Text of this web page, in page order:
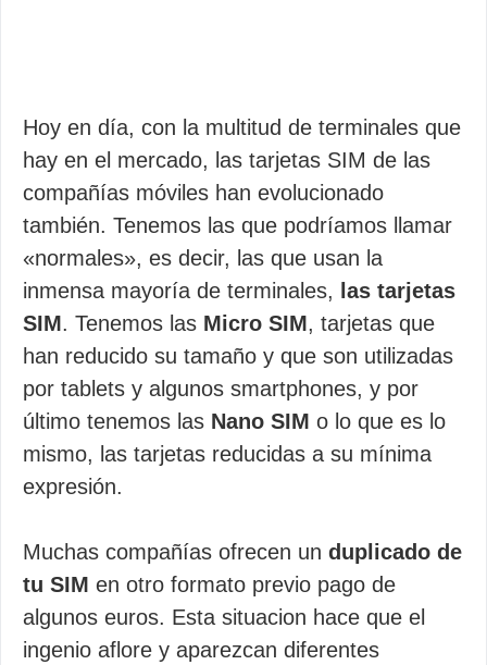
Hoy en día, con la multitud de terminales que
hay en el mercado, las tarjetas SIM de las
compañías móviles han evolucionado
también. Tenemos las que podríamos llamar
«normales», es decir, las que usan la
inmensa mayoría de terminales,
las tarjetas
SIM. Tenemos las Micro SIM, tarjetas que
han reducido su tamaño y que son utilizadas
por tablets y algunos smartphones, y por
último tenemos las Nano SIM o lo que es lo
mismo, las tarjetas reducidas a su mínima
expresión.
Muchas compañías ofrecen un duplicado de
tu SIM en otro formato previo pago de
algunos euros. Esta situacion hace que el
ingenio aflore y aparezcan diferentes